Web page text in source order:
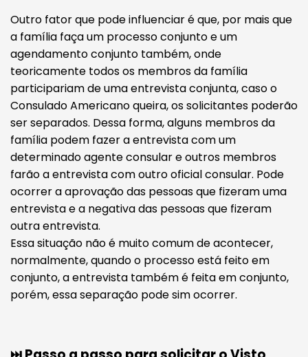
Outro fator que pode influenciar é que, por mais que
a família faça um processo conjunto e um
agendamento conjunto também, onde
teoricamente todos os membros da família
participariam de uma entrevista conjunta, caso o
Consulado Americano queira, os solicitantes poderão
ser separados. Dessa forma, alguns membros da
família podem fazer a entrevista com um
determinado agente consular e outros membros
farão a entrevista com outro oficial consular. Pode
ocorrer a aprovação das pessoas que fizeram uma
entrevista e a negativa das pessoas que fizeram
outra entrevista.
Essa situação não é muito comum de acontecer,
normalmente, quando o processo está feito em
conjunto, a entrevista também é feita em conjunto,
porém, essa separação pode sim ocorrer.